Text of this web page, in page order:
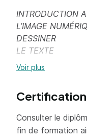
INTRODUCTION
L’IMAGE
DESSINER
LE TEXTE
Texte libre,
Les
l’habillage
La
Voir plus
Consulter le
fin de formation